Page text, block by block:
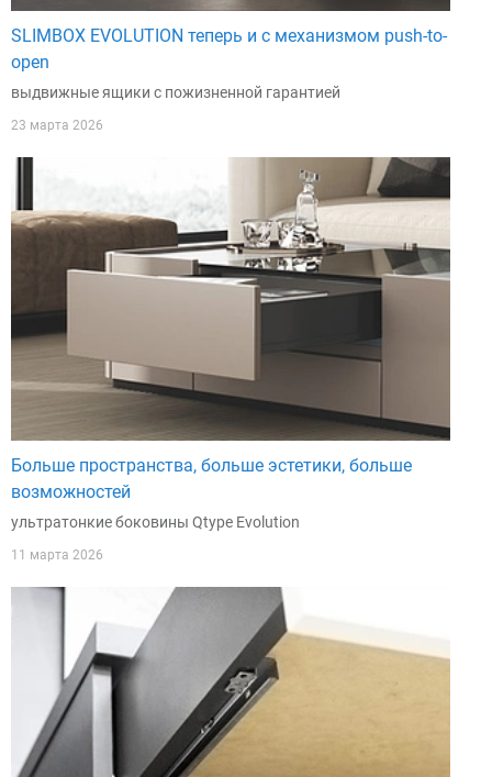
SLIMBOX EVOLUTION теперь и с механизмом push-to-
open
выдвижные ящики с пожизненной гарантией
23 марта 2026
Больше пространства, больше эстетики, больше
возможностей
ультратонкие боковины Qtype Evolution
11 марта 2026